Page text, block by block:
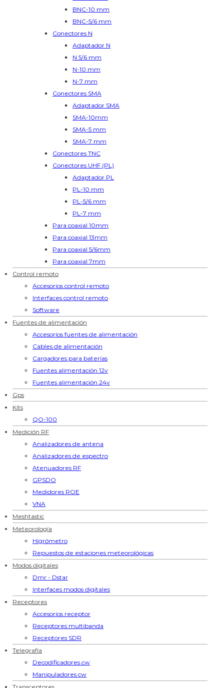
BNC-10 mm
BNC-5/6 mm
Conectores N
Adaptador N
N 5/6 mm
N-10 mm
N-7 mm
Conectores SMA
Adaptador SMA
SMA-10mm
SMA-5 mm
SMA-7 mm
Conectores TNC
Conectores UHF (PL)
Adaptador PL
PL-10 mm
PL-5/6 mm
PL-7 mm
Para coaxial 10mm
Para coaxial 13mm
Para coaxial 5/6mm
Para coaxial 7mm
Control remoto
Accesorios control remoto
Interfaces control remoto
Software
Fuentes de alimentación
Accesorios fuentes de alimentación
Cables de alimentación
Cargadores para baterías
Fuentes alimentación 12v
Fuentes alimentación 24v
Gps
Kits
QO-100
Medición RF
Analizadores de antena
Analizadores de espectro
Atenuadores RF
GPSDO
Medidores ROE
VNA
Meshtastic
Meteorología
Higrómetro
Repuestos de estaciones meteorológicas
Modos digitales
Dmr - Dstar
Interfaces modos digitales
Receptores
Accesorios receptor
Receptores multibanda
Receptores SDR
Telegrafía
Decodificadores cw
Manipuladores cw